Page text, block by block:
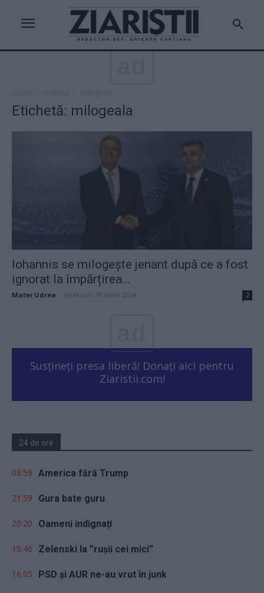
Etichetă: milogeala
Iohannis se milogește jenant după ce a fost
ignorat la împărțirea...
Matei Udrea miercuri, 19 iunie 2024 2
Susțineți presa liberă! Donați aici pentru
Ziaristii.com!
24 de ore
08.59 America fără Trump
21.59 Gura bate guru
20.20 Oameni indignați
19.46 Zelenski la ”rușii cei mici”
16.05 PSD și AUR ne-au vrut în junk